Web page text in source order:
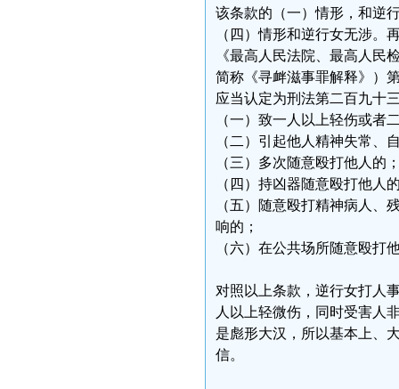
该条款的（一）情形，和逆
（四）情形和逆行女无涉。
《最高人民法院、最高人民
简称《寻衅滋事罪解释》）
应当认定为刑法第二百九十
（一）致一人以上轻伤或者
（二）引起他人精神失常、
（三）多次随意殴打他人的
（四）持凶器随意殴打他人
（五）随意殴打精神病人、
响的；
（六）在公共场所随意殴打
对照以上条款，逆行女打人
人以上轻微伤，同时受害人
是彪形大汉，所以基本上、
信。